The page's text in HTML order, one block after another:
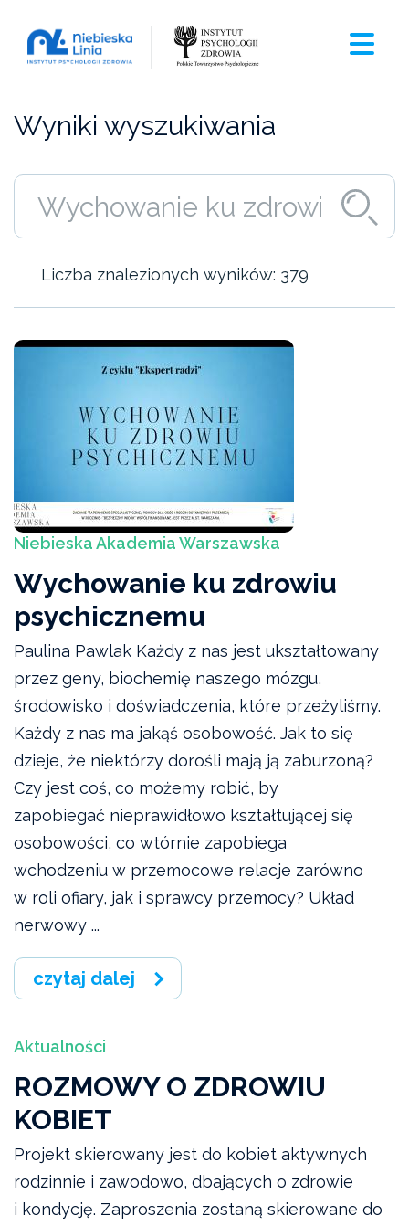
Wyniki wyszukiwania
Liczba znalezionych wyników: 379
Niebieska Akademia Warszawska
Wychowanie ku zdrowiu
psychicznemu
Paulina Pawlak Każdy z nas jest ukształtowany
przez geny, biochemię naszego mózgu,
środowisko i doświadczenia, które przeżyliśmy.
Każdy z nas ma jakąś osobowość. Jak to się
dzieje, że niektórzy dorośli mają ją zaburzoną?
Czy jest coś, co możemy robić, by
zapobiegać nieprawidłowo kształtującej się
osobowości, co wtórnie zapobiega
wchodzeniu w przemocowe relacje zarówno
w roli ofiary, jak i sprawcy przemocy? Układ
nerwowy ...
czytaj dalej
Aktualności
ROZMOWY O ZDROWIU
KOBIET
Projekt skierowany jest do kobiet aktywnych
rodzinnie i zawodowo, dbających o zdrowie
i kondycję. Zaproszenia zostaną skierowane do